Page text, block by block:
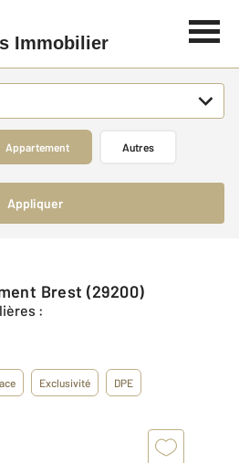
Immobilier
Appartement Autres
Appliquer
Brest (29200)
:
Exclusivité DPE